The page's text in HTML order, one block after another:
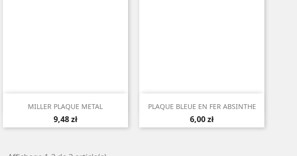
 Aperçu rapide
MILLER PLAQUE METAL
9,48 zł
 Aperçu rapide
PLAQUE BLEUE EN FER ABSINTHE
6,00 zł